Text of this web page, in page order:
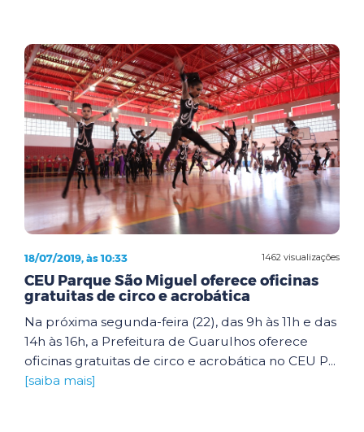
1462 visualizações
18/07/2019, às 10:33
CEU Parque São Miguel oferece oficinas
gratuitas de circo e acrobática
Na próxima segunda-feira (22), das 9h às 11h e das
14h às 16h, a Prefeitura de Guarulhos oferece
oficinas gratuitas de circo e acrobática no CEU P...
[saiba mais]